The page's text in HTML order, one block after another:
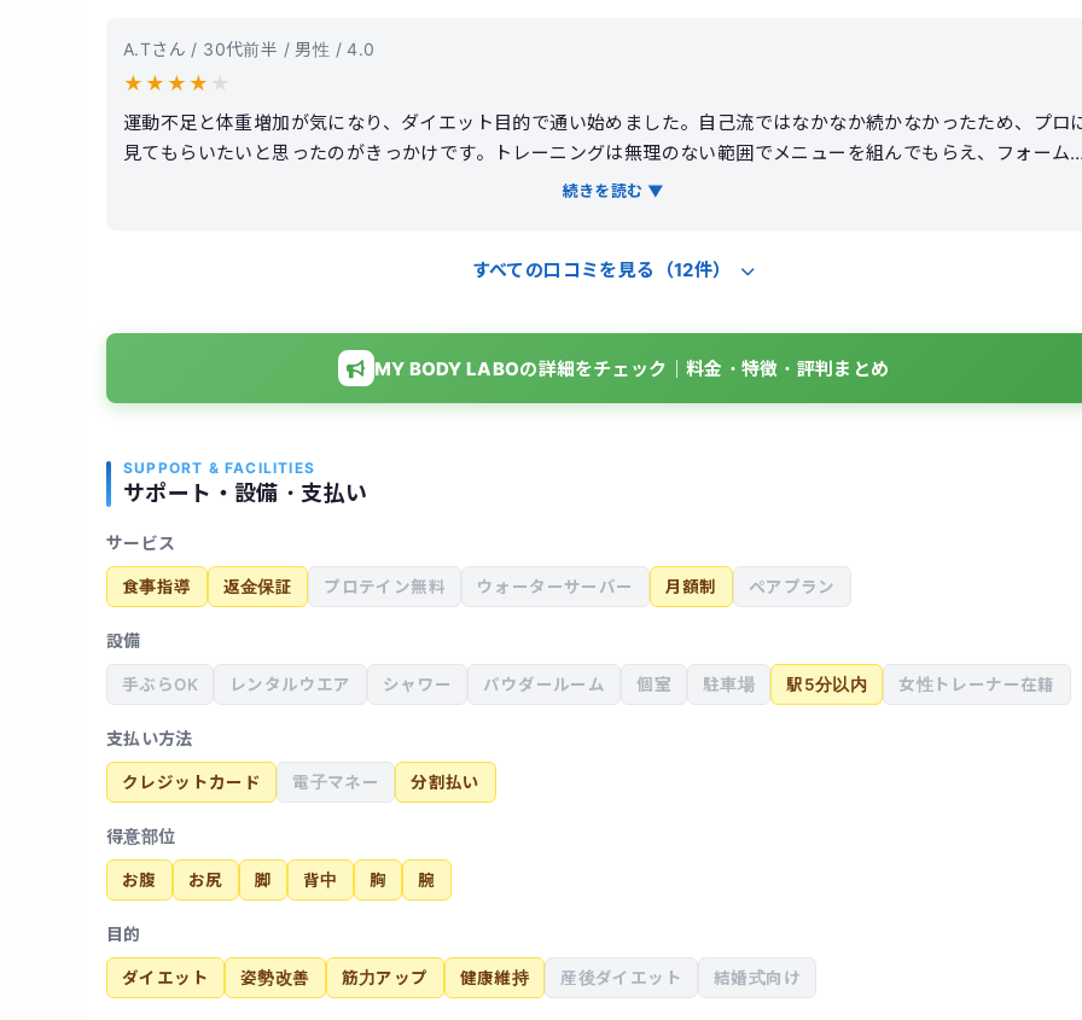
A.Tさん / 30代前半 / 男性 / 4.0
★ ★ ★ ★ ★
運動不足と体重増加が気になり、ダイエット目的で通い始めました。自己流ではなかなか続かなかったため、プロ
見てもらいたいと思ったのがきっかけです。トレーニングは無理のない範囲でメニューを組んでもらえ、フォーム
丁寧に指導してもらえたので安心して取り組めました。食事についても簡単なアドバイスをもらえたことで、日常
続きを読む ▼
すべての口コミを見る（12件）
MY BODY LABOの詳細をチェック｜料金・特徴・評判まとめ
SUPPORT & FACILITIES
サポート・設備・支払い
サービス
食事指導 返金保証 プロテイン無料 ウォーターサーバー 月額制 ペアプラン
設備
手ぶらOK レンタルウエア シャワー パウダールーム 個室 駐車場 駅5分以内 女性トレーナー在籍
支払い方法
クレジットカード 電子マネー 分割払い
得意部位
お腹 お尻 脚 背中 胸 腕
目的
ダイエット 姿勢改善 筋力アップ 健康維持 産後ダイエット 結婚式向け